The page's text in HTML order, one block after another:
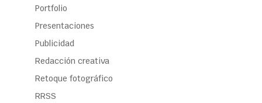
Portfolio
Presentaciones
Publicidad
Redacción creativa
Retoque fotográfico
RRSS